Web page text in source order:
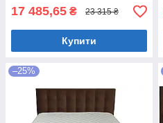
17 485,65 ₴ 23 315 ₴
Купити
–25%